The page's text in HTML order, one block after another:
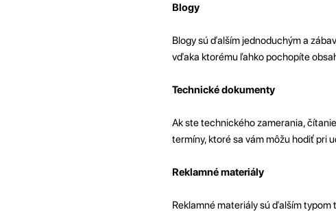
Blogy
Blogy sú ďalším jednoduchým a
vďaka ktorému ľahko pochopíte
Technické dokumenty
Ak ste technického zamerania,
termíny, ktoré sa vám môžu hodiť pri
Reklamné materiály
Reklamné materiály sú ďalším